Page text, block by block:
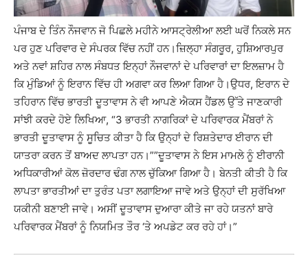
ਪੰਜਾਬ ਦੇ ਤਿੰਨ ਨੌਜਵਾਨ ਜੋ ਪਿਛਲੇ ਮਹੀਨੇ ਆਸਟ੍ਰੇਲੀਆ ਲਈ ਘਰੋਂ ਨਿਕਲੇ ਸਨ
ਪਰ ਹੁਣ ਪਰਿਵਾਰ ਦੇ ਸੰਪਰਕ ਵਿੱਚ ਨਹੀਂ ਹਨ।ਜ਼ਿਲ੍ਹਾ ਸੰਗਰੂਰ, ਹੁਸ਼ਿਆਰਪੁਰ
ਅਤੇ ਨਵਾਂ ਸ਼ਹਿਰ ਨਾਲ ਸੰਬਧਤ ਇਨ੍ਹਾਂ ਨੌਜਵਾਨਾਂ ਦੇ ਪਰਿਵਾਰਾਂ ਦਾ ਇਲਜ਼ਾਮ ਹੈ
ਕਿ ਮੁੰਡਿਆਂ ਨੂੰ ਇਰਾਨ ਵਿੱਚ ਹੀ ਅਗਵਾ ਕਰ ਲਿਆ ਗਿਆ ਹੈ।ਉਧਰ, ਇਰਾਨ ਦੇ
ਤਹਿਰਾਨ ਵਿੱਚ ਭਾਰਤੀ ਦੂਤਾਵਾਸ ਨੇ ਵੀ ਆਪਣੇ ਐਕਸ ਹੈਂਡਲ ਉੱਤੇ ਜਾਣਕਾਰੀ
ਸਾਂਝੀ ਕਰਦੇ ਹੋਏ ਲਿਖਿਆ, “3 ਭਾਰਤੀ ਨਾਗਰਿਕਾਂ ਦੇ ਪਰਿਵਾਰਕ ਮੈਂਬਰਾਂ ਨੇ
ਭਾਰਤੀ ਦੂਤਾਵਾਸ ਨੂੰ ਸੂਚਿਤ ਕੀਤਾ ਹੈ ਕਿ ਉਨ੍ਹਾਂ ਦੇ ਰਿਸ਼ਤੇਦਾਰ ਈਰਾਨ ਦੀ
ਯਾਤਰਾ ਕਰਨ ਤੋਂ ਬਾਅਦ ਲਾਪਤਾ ਹਨ।””ਦੂਤਾਵਾਸ ਨੇ ਇਸ ਮਾਮਲੇ ਨੂੰ ਈਰਾਨੀ
ਅਧਿਕਾਰੀਆਂ ਕੋਲ ਜ਼ੋਰਦਾਰ ਢੰਗ ਨਾਲ ਚੁੱਕਿਆ ਗਿਆ ਹੈ। ਬੇਨਤੀ ਕੀਤੀ ਹੈ ਕਿ
ਲਾਪਤਾ ਭਾਰਤੀਆਂ ਦਾ ਤੁਰੰਤ ਪਤਾ ਲਗਾਇਆ ਜਾਵੇ ਅਤੇ ਉਨ੍ਹਾਂ ਦੀ ਸੁਰੱਖਿਆ
ਯਕੀਨੀ ਬਣਾਈ ਜਾਵੇ। ਅਸੀਂ ਦੂਤਾਵਾਸ ਦੁਆਰਾ ਕੀਤੇ ਜਾ ਰਹੇ ਯਤਨਾਂ ਬਾਰੇ
ਪਰਿਵਾਰਕ ਮੈਂਬਰਾਂ ਨੂੰ ਨਿਯਮਿਤ ਤੌਰ ‘ਤੇ ਅਪਡੇਟ ਕਰ ਰਹੇ ਹਾਂ।”